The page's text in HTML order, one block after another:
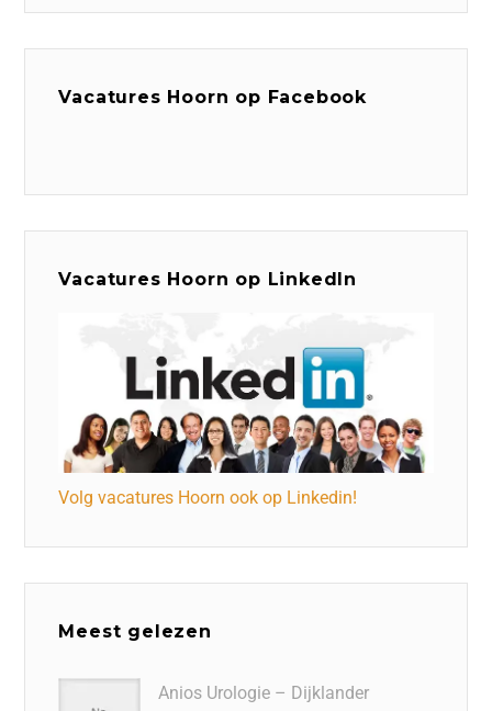
Vacatures Hoorn op Facebook
Vacatures Hoorn op LinkedIn
Volg vacatures Hoorn ook op Linkedin!
Meest gelezen
Anios Urologie – Dijklander